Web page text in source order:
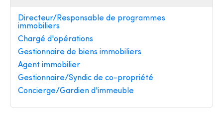
Directeur/Responsable de programmes
immobiliers
Chargé d'opérations
Gestionnaire de biens immobiliers
Agent immobilier
Gestionnaire/Syndic de co-propriété
Concierge/Gardien d'immeuble